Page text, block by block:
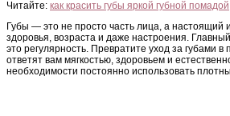
Читайте: как красить губы яркой губной помадой
Губы — это не просто часть лица, а настоящий
здоровья, возраста и даже настроения.
это регулярность. Превратите уход за губами
ответят вам мягкостью, здоровьем и
необходимости постоянно использовать